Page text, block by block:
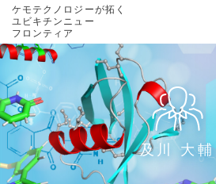
ケモテクノロジーが拓く
ユビキチンニュー
フロンティア
及川 大輔